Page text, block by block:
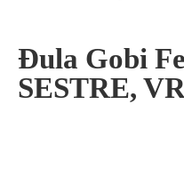
Đula Gobi
SESTRE,